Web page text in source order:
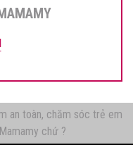
an toàn, chăm sóc trẻ em
chứ ?